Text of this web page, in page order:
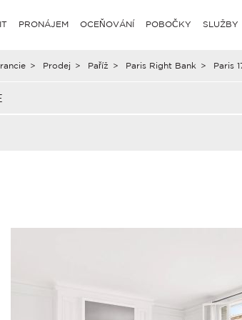
PRONÁJEM OCEŇOVÁNÍ POBOČKY SLUŽBY
> Prodej > Paříž > Paris Right Bank > Paris